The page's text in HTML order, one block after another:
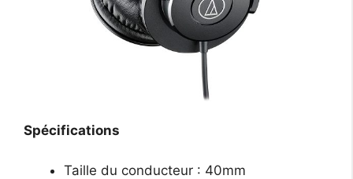
Spécifications
Taille du conducteur : 40mm